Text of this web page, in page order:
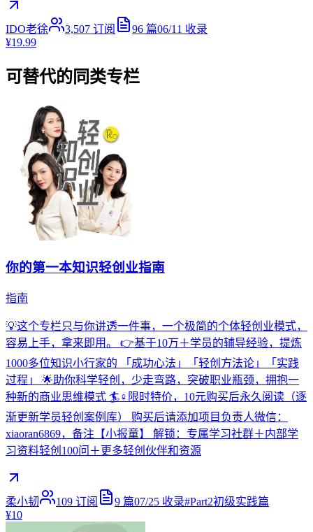
IDO老徐 3,507 订阅 96 篇06/11 收录
¥19.99
可替代的同类专栏
你的第一本知识轻创业指南
指南
💡这个专栏只与你讲透一件事，一个极简的个体轻创业模式，
容易上手，拿来即用。 👉基于10万＋学员的辅导经验，提炼
1000多位知识小行家的 「成功心法」「轻创方法论」「实践
过程」 🌟助你科学轻创，少走弯路，突破职业瓶颈，拥抱一
种新的商业思维模式 🏄♀️限时特价，10元购买后永久阅读（逐
渐更新学员轻创案例库） 购买后请添加项目负责人微信：
xiaoran6869，备注【小报童】 解锁：专属学习社群＋内部学
习资料轻创100问＋更多轻创伙伴和资源
柔小韧 109 订阅 9 篇07/25 收录#Part2初级实践篇
¥10